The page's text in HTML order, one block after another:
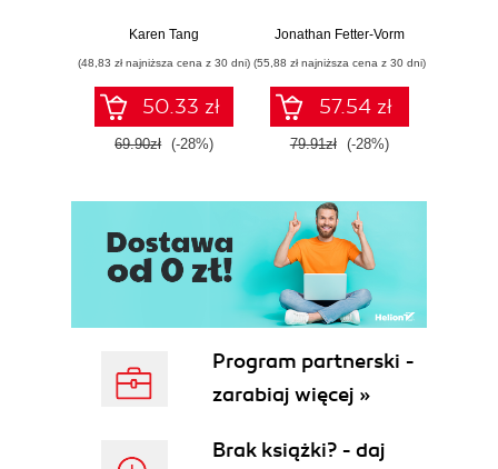
zdrowiu
(ale nigdy Ci nie
powiedziano)
Karen Tang
(48,83 zł najniższa cena z 30 dni)
50.33 zł
69.90zł (-28%)
Jonathan Fetter-Vorm
(55,88 zł najniższa cena z 30 dni)
57.54 zł
79.91zł (-28%)
Program partnerski -
zarabiaj więcej »
Brak książki? - daj